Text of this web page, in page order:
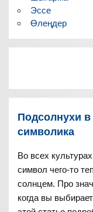
Эссе
Өлеңдер
Подсолнухи в
символика
Во всех
символ чего-то
солнцем. Про
когда вы